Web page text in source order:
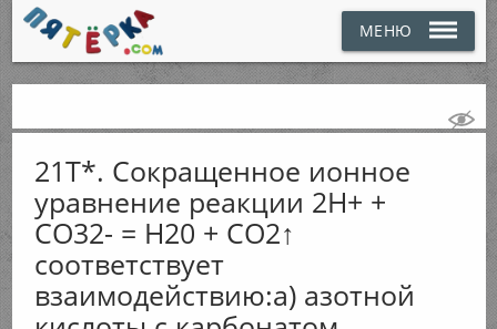
МЕНЮ
21Т*. Сокращенное ионное
уравнение реакции 2Н+ +
СО32- = Н20 + CO2↑
соответствует
взаимодействию:а) азотной